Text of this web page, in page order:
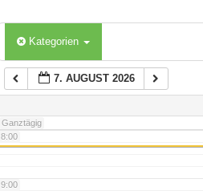
Kategorien
7. AUGUST 2026
Ganztägig
6:00
7:00
8:00
9:00